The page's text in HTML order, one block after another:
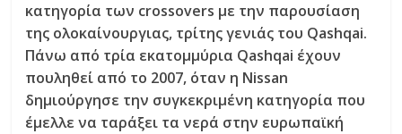
κατηγορία των crossovers με την παρουσίαση
της ολοκαίνουργιας, τρίτης γενιάς του Qashqai.
Πάνω από τρία εκατομμύρια Qashqai έχουν
πουληθεί από το 2007, όταν η Nissan
δημιούργησε την συγκεκριμένη κατηγορία που
έμελλε να ταράξει τα νερά στην ευρωπαϊκή